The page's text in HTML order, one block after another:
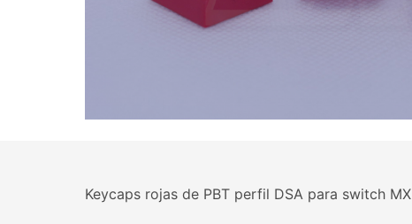
Keycaps rojas de PBT perfil DSA para switch MX